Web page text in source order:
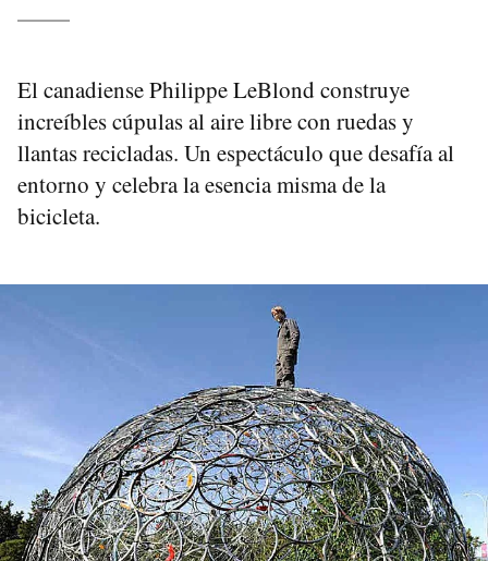
El canadiense Philippe LeBlond construye
increíbles cúpulas al aire libre con ruedas y
llantas recicladas. Un espectáculo que desafía al
entorno y celebra la esencia misma de la
bicicleta.